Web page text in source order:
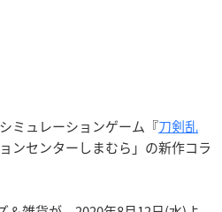
ミュレーションゲーム『刀剣乱
ンセンターしまむら」の新作コラ